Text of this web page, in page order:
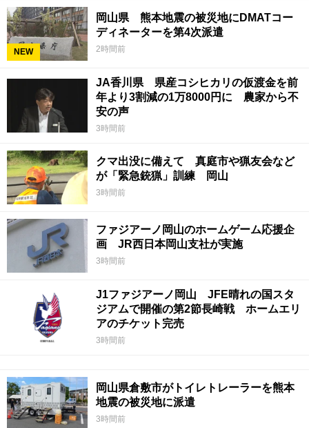
NEW
岡山県 熊本地震の被災地にDMATコー
ディネーターを第4次派遣
2時間前
JA香川県 県産コシヒカリの仮渡金を前
年より3割減の1万8000円に 農家から不
安の声
3時間前
クマ出没に備えて 真庭市や猟友会など
が「緊急銃猟」訓練 岡山
3時間前
ファジアーノ岡山のホームゲーム応援企
画 JR西日本岡山支社が実施
3時間前
J1ファジアーノ岡山 JFE晴れの国スタ
ジアムで開催の第2節長崎戦 ホームエリ
アのチケット完売
3時間前
岡山県倉敷市がトイレトレーラーを熊本
地震の被災地に派遣
3時間前